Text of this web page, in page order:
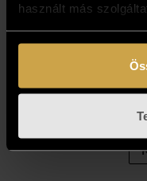
használt más